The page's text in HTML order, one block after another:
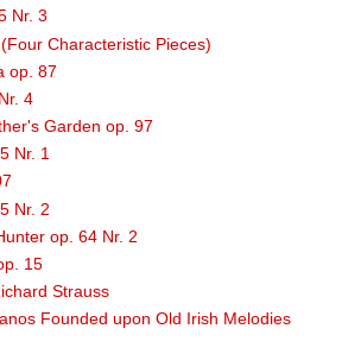
Nr. 3
Characteristic Pieces)
op. 87
4
Garden op. 97
Nr. 1
Nr. 2
op. 64 Nr. 2
15
Strauss
Founded upon Old Irish Melodies